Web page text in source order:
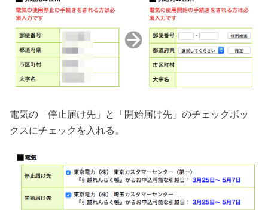
電気の「停止届け先」と「開始届け先」のチェックボッ
クスにチェックを入れる。